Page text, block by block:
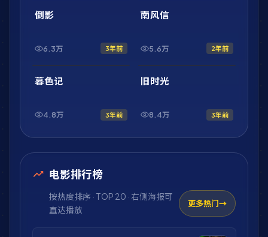
最新
倒影
6.3万 3年前
最新
南风信
5.6万 2年前
最新
1:58:23
暮色记
4.8万 3年前
最新
1:53:36
旧时光
8.4万 3年前
电影排行榜
按热度排序 · TOP 20 · 右侧海报可
直达播放
更多热门